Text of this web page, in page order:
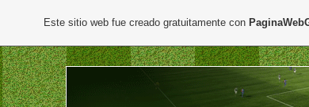
Este sitio web fue creado gratuitamente con